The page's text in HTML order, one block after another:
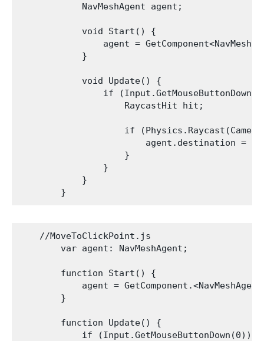
            NavMeshAgent agent;
            void Start() {
agent =
            }
            void Update() {
if
                    RaycastHit hit;
if
agent.destination =
                    }
                }
            }
    //MoveToClickPoint.js
        var agent: NavMeshAgent;
        function Start() {
agent =
        }
        function Update() {
            if (Input.GetMouseButtonDown(0)) {